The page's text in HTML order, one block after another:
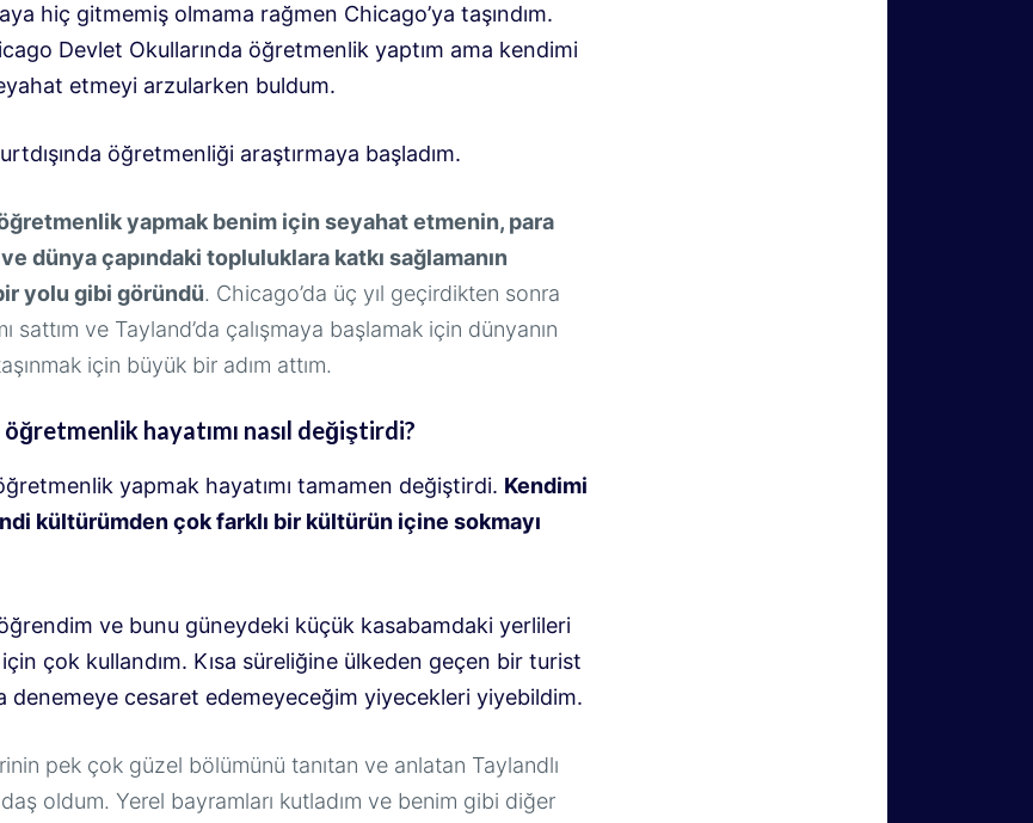
hiç gitmemiş olmama rağmen Chicago’ya taşındım.
Devlet Okullarında öğretmenlik yaptım ama kendimi
etmeyi arzularken buldum.
öğretmenliği araştırmaya başladım.
öğretmenlik yapmak benim için seyahat etmenin, para
dünya çapındaki topluluklara katkı sağlamanın
yolu gibi göründü. Chicago’da üç yıl geçirdikten sonra
sattım ve Tayland’da çalışmaya başlamak için dünyanın
için büyük bir adım attım.
öğretmenlik hayatımı nasıl değiştirdi?
yapmak hayatımı tamamen değiştirdi. Kendimi
kültürümden çok farklı bir kültürün içine sokmayı
ve bunu güneydeki küçük kasabamdaki yerlileri
çok kullandım. Kısa süreliğine ülkeden geçen bir turist
denemeye cesaret edemeyeceğim yiyecekleri yiyebildim.
pek çok güzel bölümünü tanıtan ve anlatan Taylandlı
oldum. Yerel bayramları kutladım ve benim gibi diğer